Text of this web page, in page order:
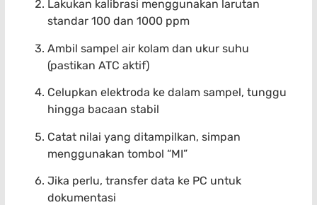
Lakukan kalibrasi menggunakan larutan
standar 100 dan 1000 ppm
Ambil sampel air kolam dan ukur suhu
(pastikan ATC aktif)
Celupkan elektroda ke dalam sampel, tunggu
hingga bacaan stabil
Catat nilai yang ditampilkan, simpan
menggunakan tombol “MI”
Jika perlu, transfer data ke PC untuk
dokumentasi